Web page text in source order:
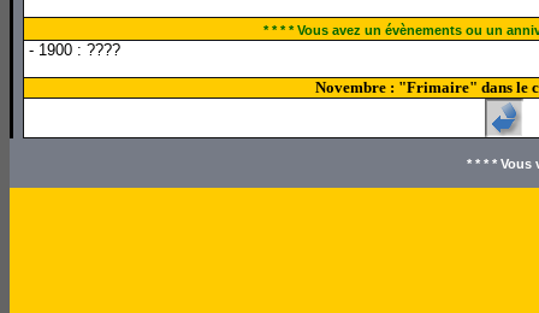
* * * * Vous avez un évènements ou un
- 1900 : ????
Novembre : "Frimaire" dans le
* * * *